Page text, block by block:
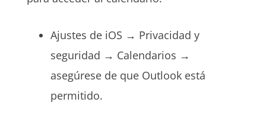
Ajustes de iOS → Privacidad y
seguridad → Calendarios →
asegúrese de que Outlook está
permitido.